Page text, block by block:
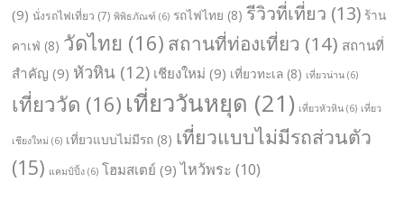
(9) นั่งรถไฟเที่ยว (7) พิพิธภัณฑ์ (6) รถไฟไทย (8) รีวิวที่เที่ยว (13) ร้าน
คาเฟ่ (8) วัดไทย (16) สถานที่ท่องเที่ยว (14) สถานที่
สำคัญ (9) หัวหิน (12) เชียงใหม่ (9) เที่ยวทะเล (8) เที่ยวน่าน (6)
เที่ยววัด (16) เที่ยววันหยุด (21) เที่ยวหัวหิน (6) เที่ยว
เชียงใหม่ (6) เที่ยวแบบไม่มีรถ (8) เที่ยวแบบไม่มีรถส่วนตัว
(15) แคมป์ปิ้ง (6) โฮมสเตย์ (9) ไหว้พระ (10)